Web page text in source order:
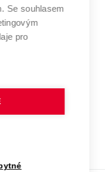
Brně
Se souhlasem
pro